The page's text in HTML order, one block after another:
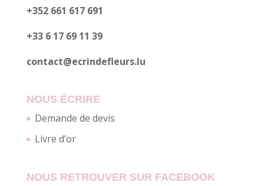
+352 661 617 691
+33 6 17 69 11 39
contact@ecrindefleurs.lu
NOUS ÉCRIRE
Demande de devis
Livre d’or
NOUS RETROUVER SUR FACEBOOK